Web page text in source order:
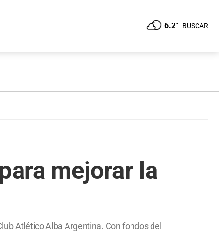
6.2° BUSCAR
mejorar la
Atlético Alba Argentina. Con fondos del